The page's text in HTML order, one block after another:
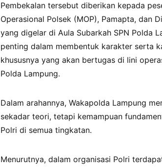
Pembekalan tersebut diberikan kepada
Operasional Polsek (MOP), Pamapta, dan
yang digelar di Aula Subarkah SPN Polda
penting dalam membentuk karakter serta
khususnya yang akan bertugas di lini
Polda Lampung.
Dalam arahannya, Wakapolda Lampung
sekadar teori, tetapi kemampuan
Polri di semua tingkatan.
Menurutnya, dalam organisasi Polri